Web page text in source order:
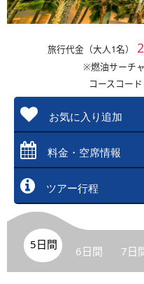
旅行代金（大人1名）
※燃油サーチ
コースコー
お気に入り追加
料金・空席情報
ツアー行程
5日間 6日間 7日